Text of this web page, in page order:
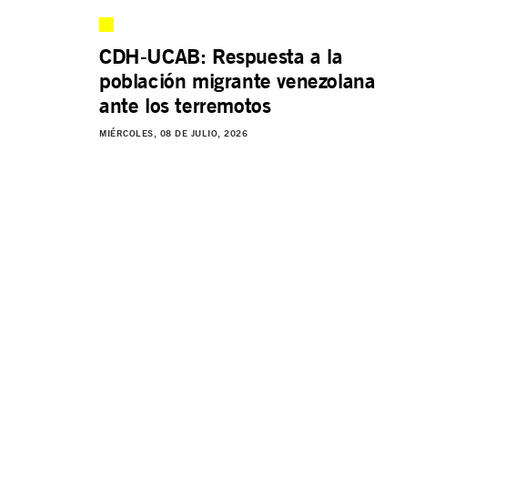
CDH-UCAB: Respuesta a la
población migrante venezolana
ante los terremotos
MIÉRCOLES, 08 DE JULIO, 2026